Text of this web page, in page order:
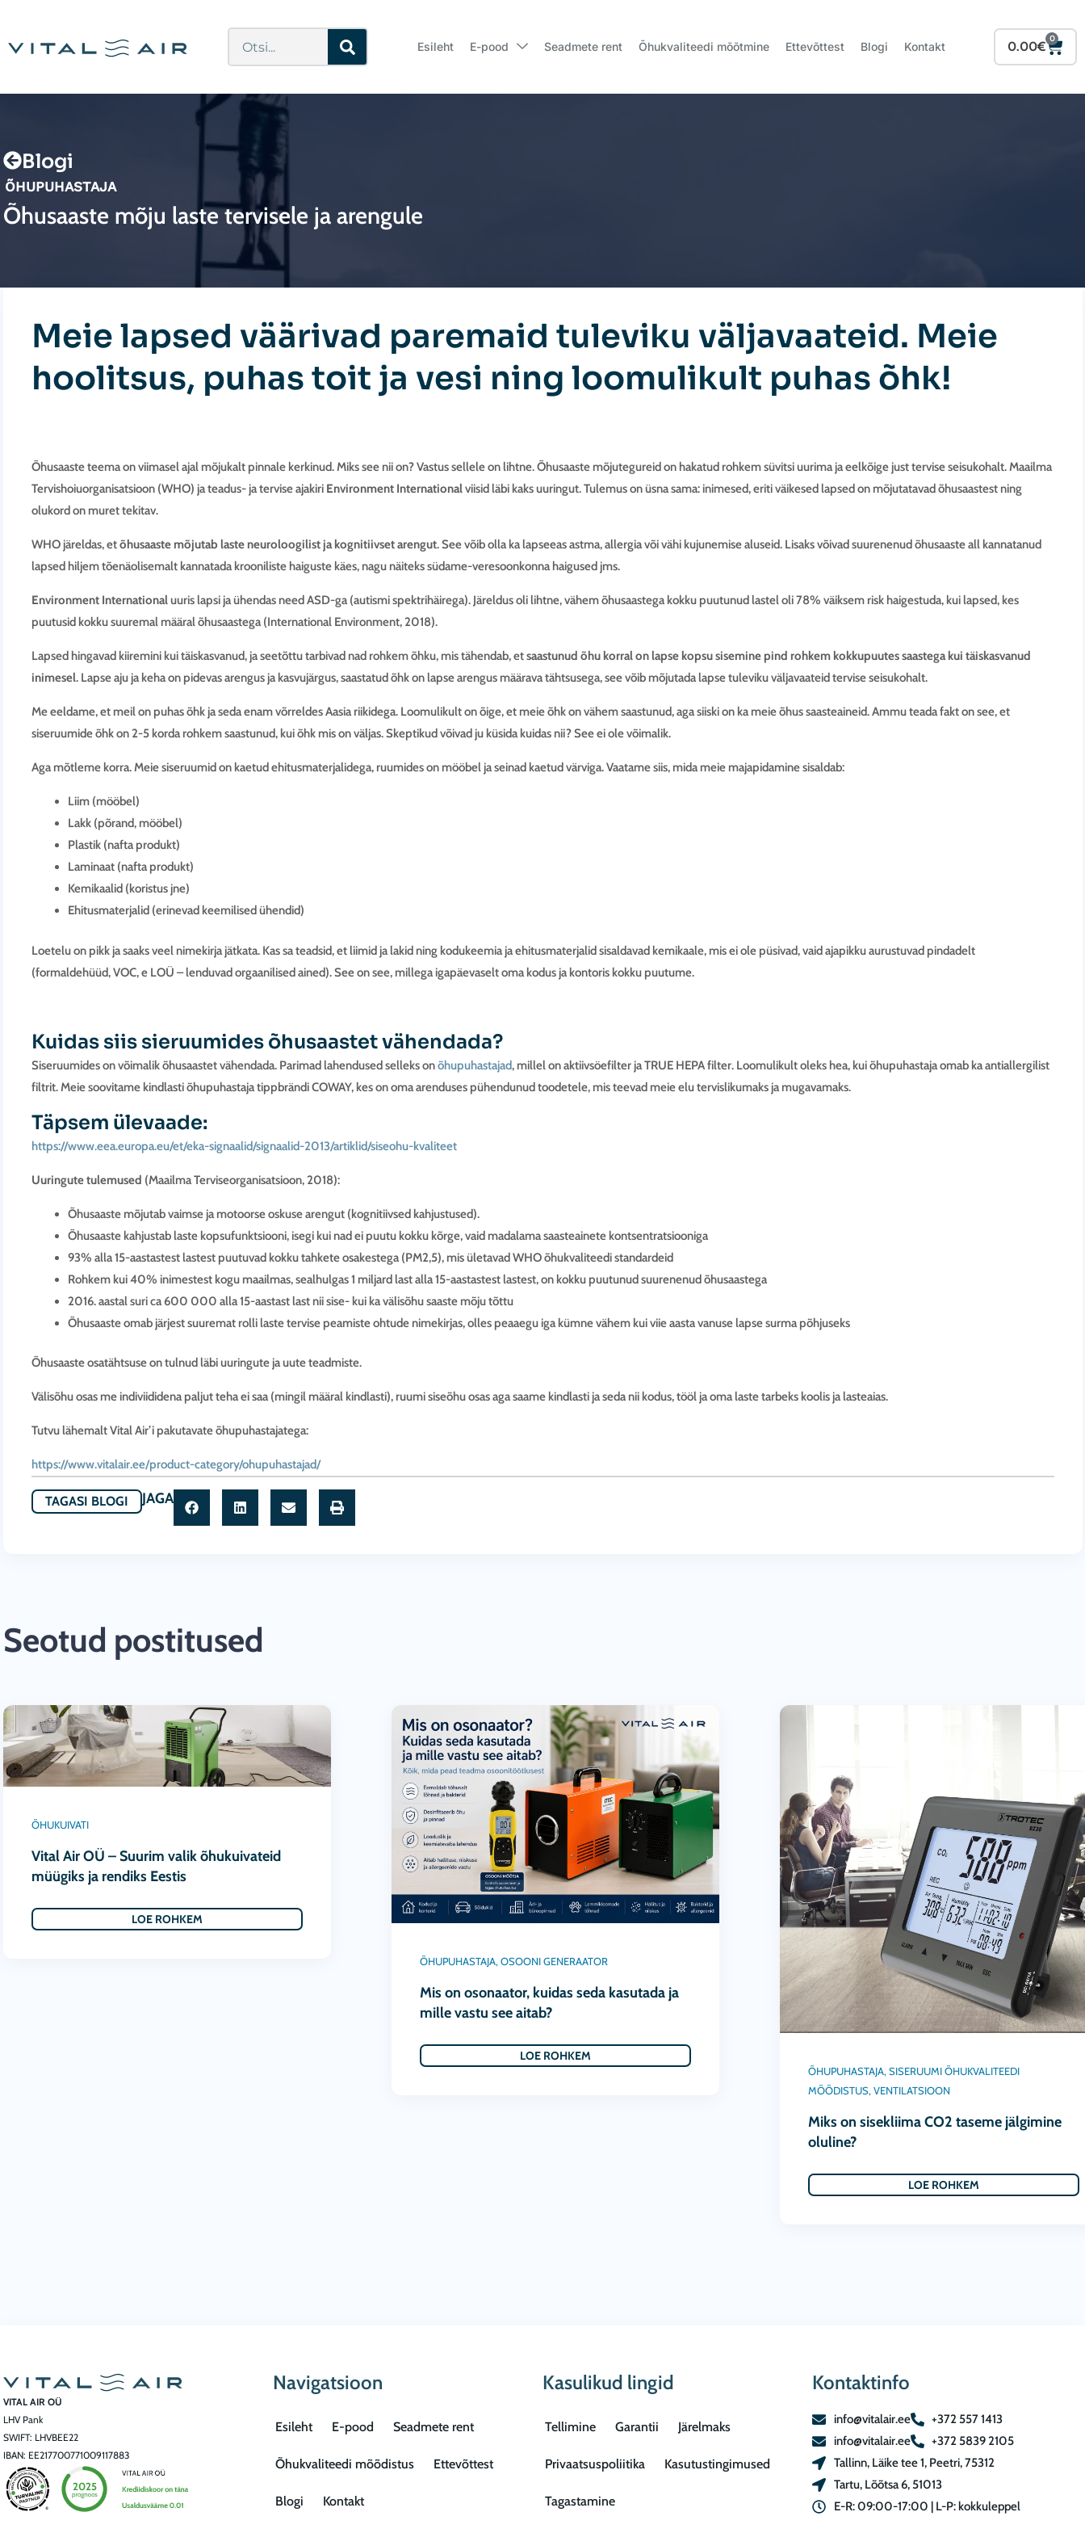
content
Search
Esileht E-pood Seadmete rent Õhukvaliteedi mõõtmine Ettevõttest Blogi Kontakt 0.00€
0
Cart
Blogi
ÕHUPUHASTAJA
Õhusaaste mõju laste tervisele ja arengule
Meie lapsed väärivad paremaid tuleviku väljavaateid. Meie
hoolitsus, puhas toit ja vesi ning loomulikult puhas õhk!
Õhusaaste teema on viimasel ajal mõjukalt pinnale kerkinud. Miks see nii on? Vastus sellele on lihtne. Õhusaaste mõjutegureid on hakatud rohkem süvitsi uurima ja eelkõige just tervise seisukohalt. Maailma
Tervishoiuorganisatsioon (WHO) ja teadus- ja tervise ajakiriEnvironment Internationalviisid läbi kaks uuringut. Tulemus on üsna sama: inimesed, eriti väikesed lapsed on mõjutatavad õhusaastest ning
olukord on muret tekitav.
WHO järeldas, etõhusaaste mõjutab laste neuroloogilist ja kognitiivset arengut. See võib olla ka lapseeas astma, allergia või vähi kujunemise aluseid. Lisaks võivad suurenenud õhusaaste all kannatanud
lapsed hiljem tõenäolisemalt kannatada krooniliste haiguste käes, nagu näiteks südame-veresoonkonna haigused jms.
EnvironmentInternationaluuris lapsi ja ühendas need ASD-ga (autismi spektrihäirega). Järeldus oli lihtne, vähem õhusaastega kokku puutunud lastel oli 78% väiksem risk haigestuda, kui lapsed, kes
puutusid kokku suuremal määral õhusaastega (International Environment, 2018).
Lapsed hingavad kiiremini kui täiskasvanud, ja seetõttu tarbivad nad rohkem õhku, mis tähendab, etsaastunud õhu korral on lapse kopsu sisemine pind rohkem kokkupuutes saastega kui täiskasvanud
inimesel. Lapse aju ja keha on pidevas arengus ja kasvujärgus, saastatud õhk on lapse arengus määrava tähtsusega, see võib mõjutada lapse tuleviku väljavaateid tervise seisukohalt.
Me eeldame, et meil on puhas õhk ja seda enam võrreldes Aasia riikidega. Loomulikult on õige, et meie õhk on vähem saastunud, aga siiski on ka meie õhus saasteaineid. Ammu teada fakt on see, et
siseruumide õhk on 2-5 korda rohkem saastunud, kui õhk mis on väljas. Skeptikud võivad ju küsida kuidas nii? See ei ole võimalik.
Aga mõtleme korra. Meie siseruumid on kaetud ehitusmaterjalidega, ruumides on mööbel ja seinad kaetud värviga. Vaatame siis, mida meie majapidamine sisaldab:
Liim (mööbel)
Lakk (põrand, mööbel)
Plastik (nafta produkt)
Laminaat (nafta produkt)
Kemikaalid (koristus jne)
Ehitusmaterjalid (erinevad keemilised ühendid)
Loetelu on pikk ja saaks veel nimekirja jätkata. Kas sa teadsid, et liimid ja lakid ning kodukeemia ja ehitusmaterjalid sisaldavad kemikaale, mis ei ole püsivad, vaid ajapikku aurustuvad pindadelt
(formaldehüüd, VOC, e LOÜ – lenduvad orgaanilised ained). See on see, millega igapäevaselt oma kodus ja kontoris kokku puutume.
Kuidas siis sieruumides õhusaastet vähendada?
Siseruumides on võimalik õhusaastet vähendada. Parimad lahendused selleks onõhupuhastajad, millel on aktiivsöefilter ja TRUE HEPA filter. Loomulikult oleks hea, kui õhupuhastaja omab ka antiallergilist
filtrit. Meie soovitame kindlasti õhupuhastaja tippbrändi COWAY, kes on oma arenduses pühendunud toodetele, mis teevad meie elu tervislikumaks ja mugavamaks.
Täpsem ülevaade:
https://www.eea.europa.eu/et/eka-signaalid/signaalid-2013/artiklid/siseohu-kvaliteet
Uuringute tulemused (Maailma Terviseorganisatsioon, 2018):
Õhusaaste mõjutab vaimse ja motoorse oskuse arengut (kognitiivsed kahjustused).
Õhusaaste kahjustab laste kopsufunktsiooni, isegi kui nad ei puutu kokku kõrge, vaid madalama saasteainete kontsentratsiooniga
93% alla 15-aastastest lastest puutuvad kokku tahkete osakestega (PM2,5), mis ületavad WHO õhukvaliteedi standardeid
Rohkem kui 40% inimestest kogu maailmas, sealhulgas 1 miljard last alla 15-aastastest lastest, on kokku puutunud suurenenud õhusaastega
2016. aastal suri ca 600 000 alla 15-aastast last nii sise- kui ka välisõhu saaste mõju tõttu
Õhusaaste omab järjest suuremat rolli laste tervise peamiste ohtude nimekirjas, olles peaaegu iga kümne vähem kui viie aasta vanuse lapse surma põhjuseks
Õhusaaste osatähtsuse on tulnud läbi uuringute ja uute teadmiste.
Välisõhu osas me indiviididena paljut teha ei saa (mingil määral kindlasti), ruumi siseõhu osas aga saame kindlasti ja seda nii kodus, tööl ja oma laste tarbeks koolis ja lasteaias.
Tutvu lähemalt Vital Air’i pakutavate õhupuhastajatega:
https://www.vitalair.ee/product-category/ohupuhastajad/
TAGASI BLOGI JAGA
Seotud postitused
ÕHUKUIVATI
Vital Air OÜ – Suurim valik õhukuivateid
müügiks ja rendiks Eestis
LOE ROHKEM
ÕHUPUHASTAJA,OSOONI GENERAATOR
Mis on osonaator, kuidas seda kasutada ja
mille vastu see aitab?
LOE ROHKEM
ÕHUPUHASTAJA, SISERUUMI ÕHUKVALITEEDI
MÕÕDISTUS, VENTILATSIOON
Miks on sisekliima CO2 taseme jälgimine
oluline?
LOE ROHKEM
VITAL AIR OÜ
LHV Pank
SWIFT: LHVBEE22
IBAN: EE217700771009117883
Navigatsioon
Esileht E-pood Seadmete rent
Õhukvaliteedi mõõdistus Ettevõttest
Blogi Kontakt
Kasulikud lingid
Tellimine Garantii Järelmaks
Privaatsuspoliitika Kasutustingimused
Tagastamine
Kontaktinfo
info@vitalair.ee
+372 557 1413
info@vitalair.ee
+372 5839 2105
Tallinn, Läike tee 1, Peetri, 75312
Tartu, Lõõtsa 6, 51013
E-R: 09:00-17:00 | L-P: kokkuleppel